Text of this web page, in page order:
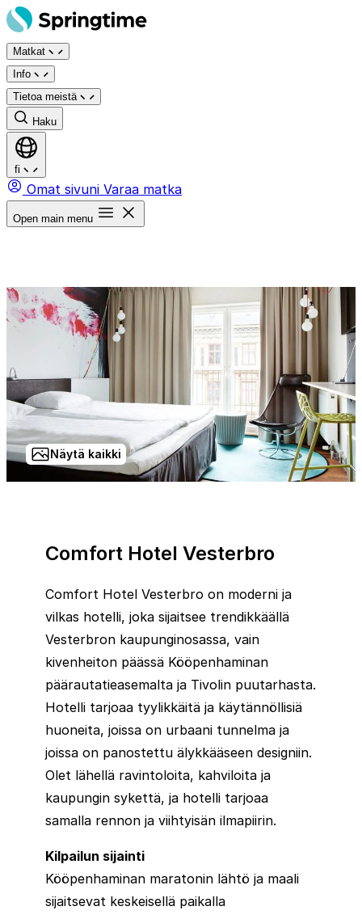
Siirry
sisältöön
Matkat
Info
Tietoa meistä
Haku
fi
Omat sivuni Varaa matka
Open main menu
Näytä kaikki
Comfort Hotel Vesterbro
Comfort Hotel Vesterbro on moderni ja
vilkas hotelli, joka sijaitsee trendikkäällä
Vesterbron kaupunginosassa, vain
kivenheiton päässä Kööpenhaminan
päärautatieasemalta ja Tivolin puutarhasta.
Hotelli tarjoaa tyylikkäitä ja käytännöllisiä
huoneita, joissa on urbaani tunnelma ja
joissa on panostettu älykkääseen designiin.
Olet lähellä ravintoloita, kahviloita ja
kaupungin sykettä, ja hotelli tarjoaa
samalla rennon ja viihtyisän ilmapiirin.
Kilpailun sijainti
Kööpenhaminan maratonin lähtö ja maali
sijaitsevat keskeisellä paikalla